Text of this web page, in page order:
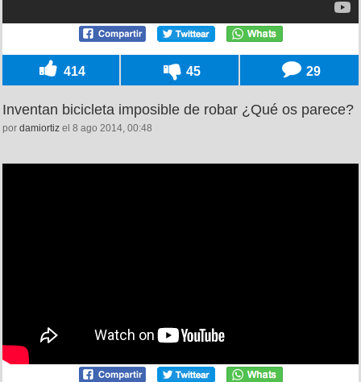
414 45 29
Inventan bicicleta imposible de robar ¿Qué os parece?
por damiortiz el 8 ago 2014, 00:48